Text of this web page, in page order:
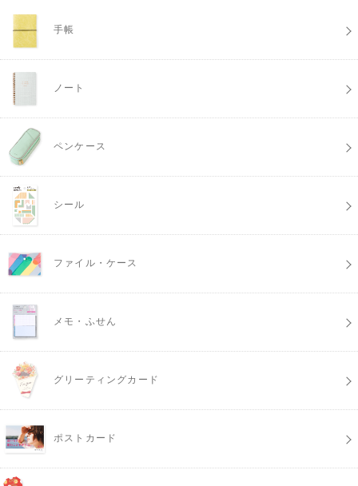
手帳
ノート
ペンケース
シール
ファイル・ケース
メモ・ふせん
グリーティングカード
ポストカード